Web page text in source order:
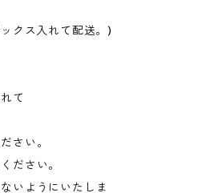
クス入れて配送。)
て
さい。
ださい。
いようにいたしま